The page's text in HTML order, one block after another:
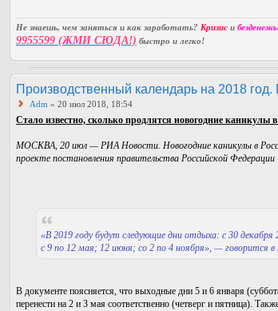
Не знаешь, чем заняться и как заработать? Кризис и
9955599 (ЖМИ СЮДА!) быстро и легко!
Производственный календарь на 2018
Adm » 20 июл 2018, 18:54
Стало известно, сколько продлятся новогодние каникулы в
МОСКВА, 20 июл — РИА Новости. Новогодние каникулы в
проекте постановления правительства Российской
«В 2019 году будут следующие дни отдыха: с 30
с 9 по 12 мая; 12 июня; со 2 по 4 ноября», — говорится в
В документе поясняется, что выходные дни 5 и 6 января
перенести на 2 и 3 мая соответственно (четверг и пятница).